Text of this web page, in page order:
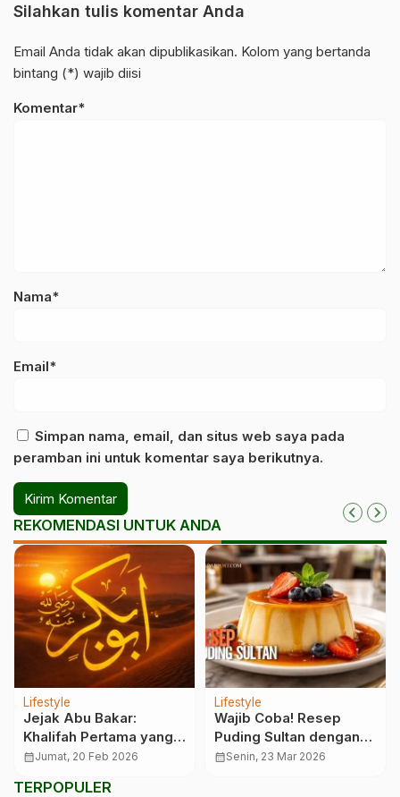
Silahkan tulis komentar Anda
Email Anda tidak akan dipublikasikan. Kolom yang bertanda
bintang (*) wajib diisi
Komentar*
Nama*
Email*
Simpan nama, email, dan situs web saya pada
peramban ini untuk komentar saya berikutnya.
REKOMENDASI UNTUK ANDA
Lifestyle
Jejak Abu Bakar:
Khalifah Pertama yang
Menggetarkan Langit
calendar_monthJumat, 20 Feb 2026
Lifestyle
Wajib Coba! Resep
Puding Sultan dengan
Bahan Sederhana
calendar_monthSenin, 23 Mar 2026
TERPOPULER